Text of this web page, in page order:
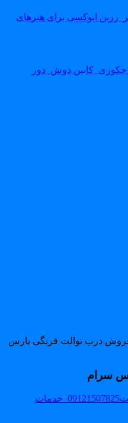
اپوکسی برای هنرهای
دوش_دور
درب توالت فرنگی پارس
سرام